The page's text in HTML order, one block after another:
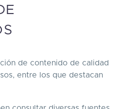
de contenido de calidad
entre los que destacan